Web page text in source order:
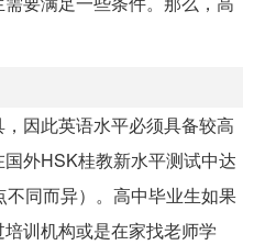
因此英语水平必须具备较高
外HSK桂教新水平测试中达
同而异）。高中毕业生如果
训机构或是在家找老师学